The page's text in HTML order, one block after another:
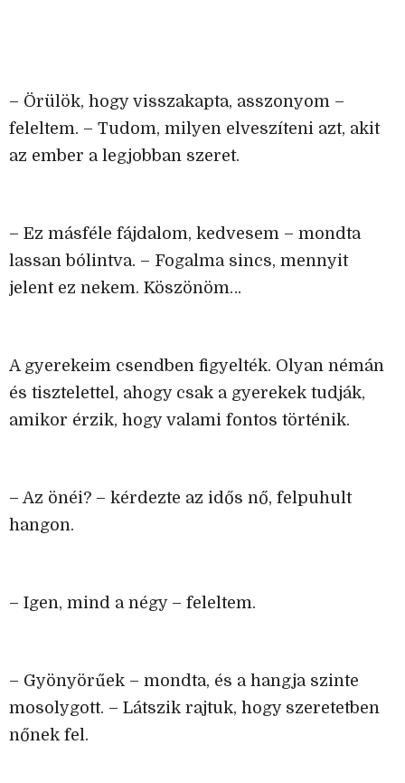
– Örülök, hogy visszakapta, asszonyom –
feleltem. – Tudom, milyen elveszíteni azt, akit
az ember a legjobban szeret.
– Ez másféle fájdalom, kedvesem – mondta
lassan bólintva. – Fogalma sincs, mennyit
jelent ez nekem. Köszönöm…
A gyerekeim csendben figyelték. Olyan némán
és tisztelettel, ahogy csak a gyerekek tudják,
amikor érzik, hogy valami fontos történik.
– Az önéi? – kérdezte az idős nő, felpuhult
hangon.
– Igen, mind a négy – feleltem.
– Gyönyörűek – mondta, és a hangja szinte
mosolygott. – Látszik rajtuk, hogy szeretetben
nőnek fel.